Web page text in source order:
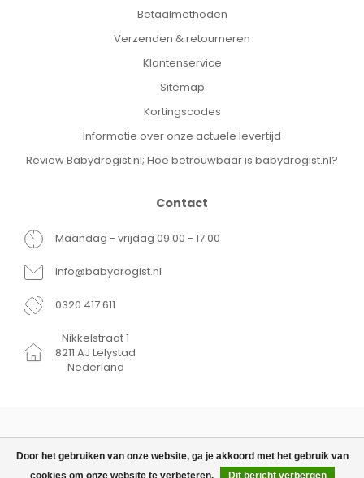
Door het gebruiken van onze website, ga je akkoord met het gebruik van
cookies om onze website te verbeteren.
Dit bericht verbergen
Betaalmethoden
Verzenden & retourneren
Klantenservice
Sitemap
Kortingscodes
Informatie over onze actuele levertijd
Review Babydrogist.nl; Hoe betrouwbaar is babydrogist.nl?
Contact
Maandag - vrijdag 09.00 - 17.00
info@babydrogist.nl
0320 417 611
Nikkelstraat 1
8211 AJ Lelystad
Nederland